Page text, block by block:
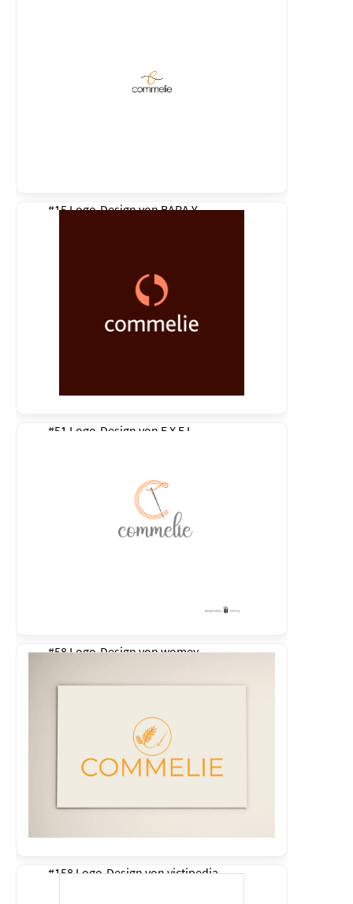
#15 Logo-Design vonBARA Y
#51 Logo-Design von E X E L
#58 Logo-Design vonwomey
#158 Logo-Design vonvictipedia